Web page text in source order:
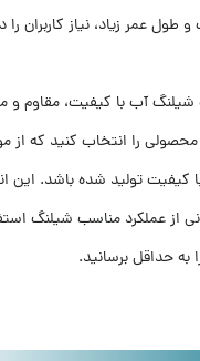
عمر زیاد، نیاز کاربران
آب با کیفیت، مقاوم و
را انتخاب کنید که از
کیفیت تولید شده باشد.
از عملکرد مناسب شیلنگ
به حداقل برسانید.